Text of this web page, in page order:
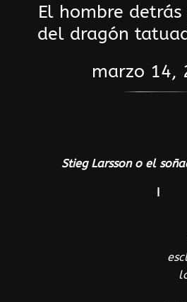
El hombre
del dragón
marzo 14,
Stieg Larsson o el
I